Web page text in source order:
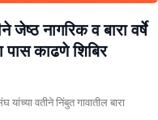
नागरिक व बारा वर्षे
पास काढणे शिबिर
वतीने निंबुत गावातील बारा